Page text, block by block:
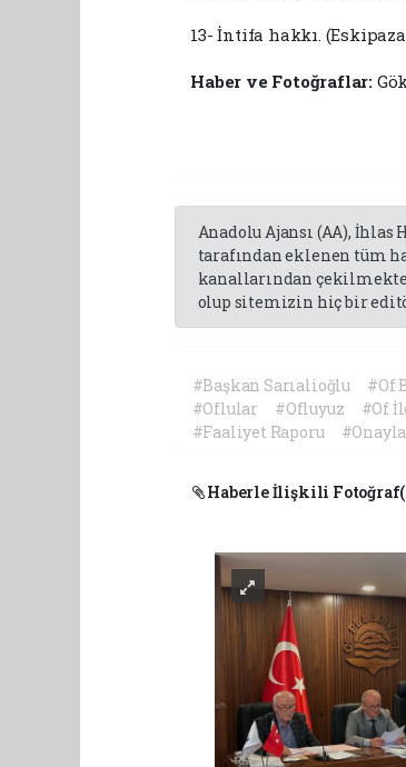
13- İntifa hakkı.
Haber ve Fotoğraflar:
Anadolu Ajansı (AA), İhlas
tarafından eklenen tüm
kanallarından
olup sitemizin hiç bir
#Başkan Sarıalioğlu #Of
#Oflular
#Ofluyuz #Of
#Faaliyet Raporu
Haberle İlişkili